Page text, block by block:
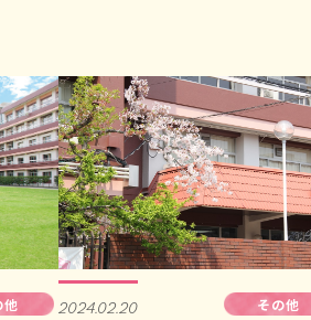
他 2024.02.20 その他